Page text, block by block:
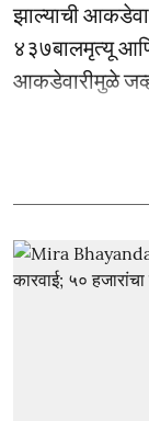
झाल्याची
४३७बालमृत्यू
आकडेवारीमुळे